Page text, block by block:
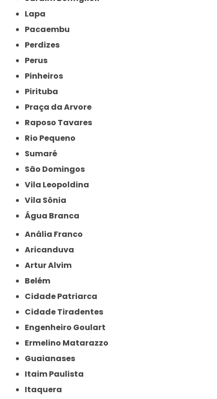
Lapa
Pacaembu
Perdizes
Perus
Pinheiros
Pirituba
Praça da Arvore
Raposo Tavares
Rio Pequeno
Sumaré
São Domingos
Vila Leopoldina
Vila Sônia
Água Branca
Anália Franco
Aricanduva
Artur Alvim
Belém
Cidade Patriarca
Cidade Tiradentes
Engenheiro Goulart
Ermelino Matarazzo
Guaianases
Itaim Paulista
Itaquera